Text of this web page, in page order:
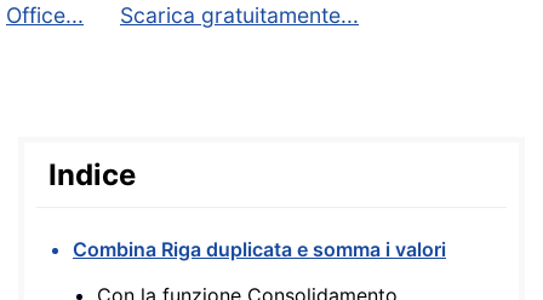
Office...
Scarica gratuitamente...
Indice
Combina Riga duplicata e somma i valori
Con la funzione Consolidamento